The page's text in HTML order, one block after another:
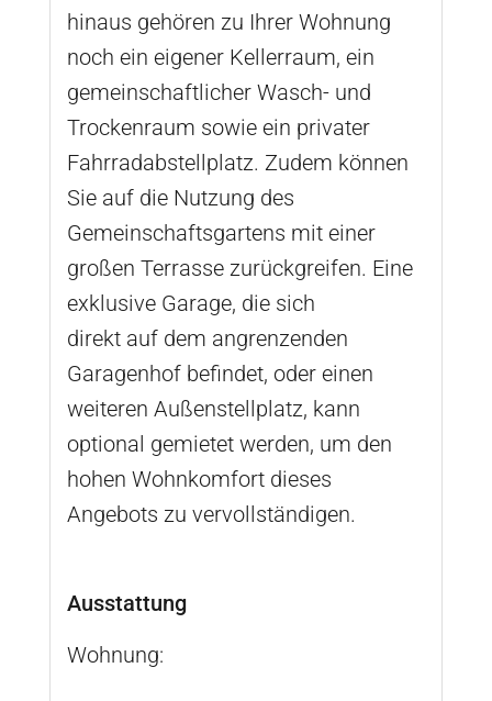
hinaus gehören zu Ihrer Wohnung
noch ein eigener Kellerraum, ein
gemeinschaftlicher Wasch- und
Trockenraum sowie ein privater
Fahrradabstellplatz. Zudem können
Sie auf die Nutzung des
Gemeinschaftsgartens mit einer
großen Terrasse zurückgreifen. Eine
exklusive Garage, die sich
direkt auf dem angrenzenden
Garagenhof befindet, oder einen
weiteren Außenstellplatz, kann
optional gemietet werden, um den
hohen Wohnkomfort dieses
Angebots zu vervollständigen.
Ausstattung
Wohnung: